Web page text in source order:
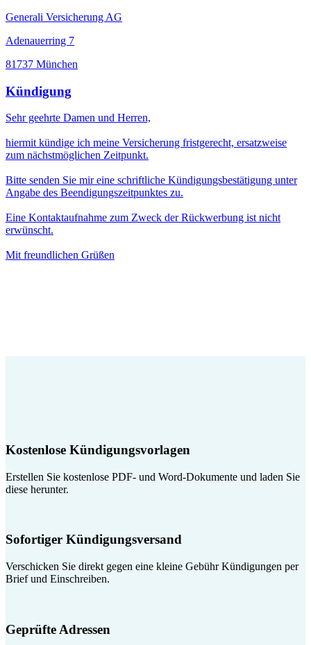
Generali Versicherung AG
Adenauerring 7
81737 München
Kündigung
Sehr geehrte Damen und Herren,
hiermit kündige ich meine Versicherung fristgerecht, ersatzweise
zum nächstmöglichen Zeitpunkt.
Bitte senden Sie mir eine schriftliche Kündigungsbestätigung unter
Angabe des Beendigungszeitpunktes zu.
Eine Kontaktaufnahme zum Zweck der Rückwerbung ist nicht
erwünscht.
Mit freundlichen Grüßen
Kostenlose Kündigungsvorlagen
Erstellen Sie kostenlose PDF- und Word-Dokumente und laden Sie
diese herunter.
Sofortiger Kündigungsversand
Verschicken Sie direkt gegen eine kleine Gebühr Kündigungen per
Brief und Einschreiben.
Geprüfte Adressen